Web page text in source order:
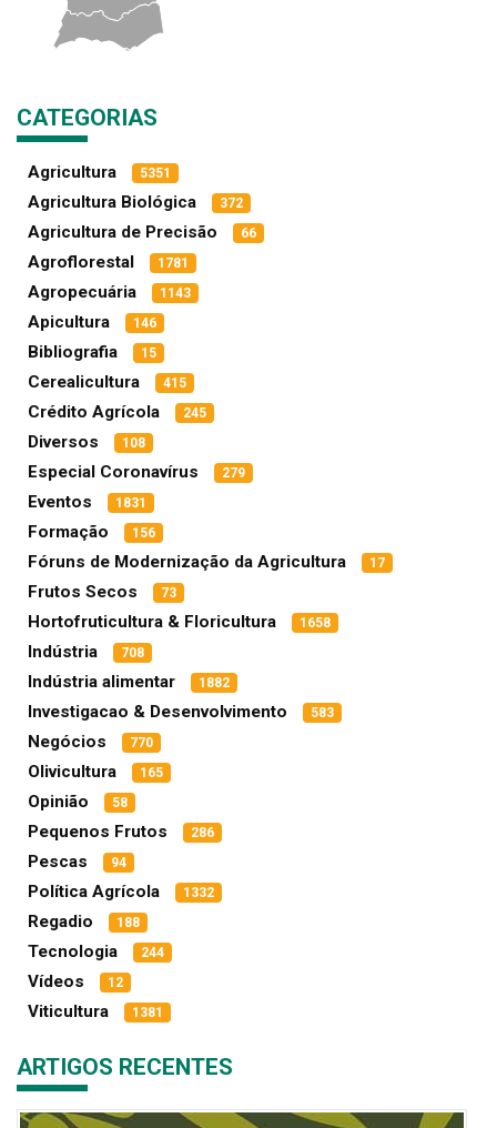
CATEGORIAS
Agricultura 5351
Agricultura Biológica 372
Agricultura de Precisão 66
Agroflorestal 1781
Agropecuária 1143
Apicultura 146
Bibliografia 15
Cerealicultura 415
Crédito Agrícola 245
Diversos 108
Especial Coronavírus 279
Eventos 1831
Formação 156
Fóruns de Modernização da Agricultura 17
Frutos Secos 73
Hortofruticultura & Floricultura 1658
Indústria 708
Indústria alimentar 1882
Investigacao & Desenvolvimento 583
Negócios 770
Olivicultura 165
Opinião 58
Pequenos Frutos 286
Pescas 94
Política Agrícola 1332
Regadio 188
Tecnologia 244
Vídeos 12
Viticultura 1381
ARTIGOS RECENTES